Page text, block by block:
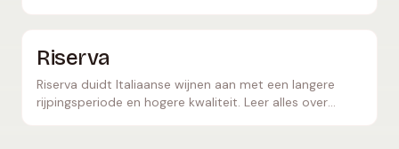
Riserva
Riserva duidt Italiaanse wijnen aan met een langere
rijpingsperiode en hogere kwaliteit. Leer alles over